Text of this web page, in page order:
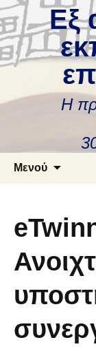
Εξ
Η
Μενού